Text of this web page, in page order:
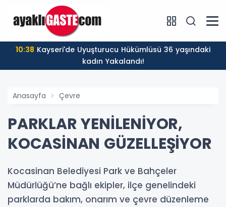
10:38
kadın Yakalandı!
Anasayfa Çevre
PARKLAR YENİLENİYOR,
KOCASİNAN GÜZELLEŞİYOR
Kocasinan Belediyesi Park ve Bahçeler
Müdürlüğü’ne bağlı ekipler, ilçe genelindeki
parklarda bakım, onarım ve çevre düzenleme